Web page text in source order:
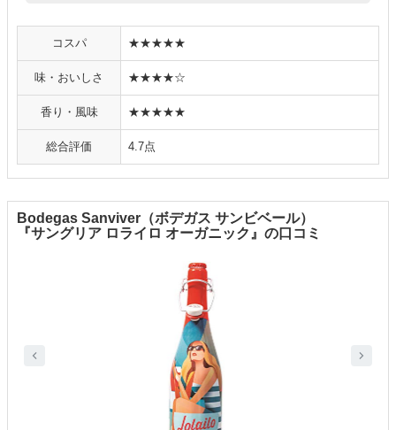
コスパ ★★★★★
味・おいしさ ★★★★☆
香り・風味 ★★★★★
総合評価 4.7点
Bodegas Sanviver（ボデガス サンビベール）
『サングリア ロライロ オーガニック』の口コミ